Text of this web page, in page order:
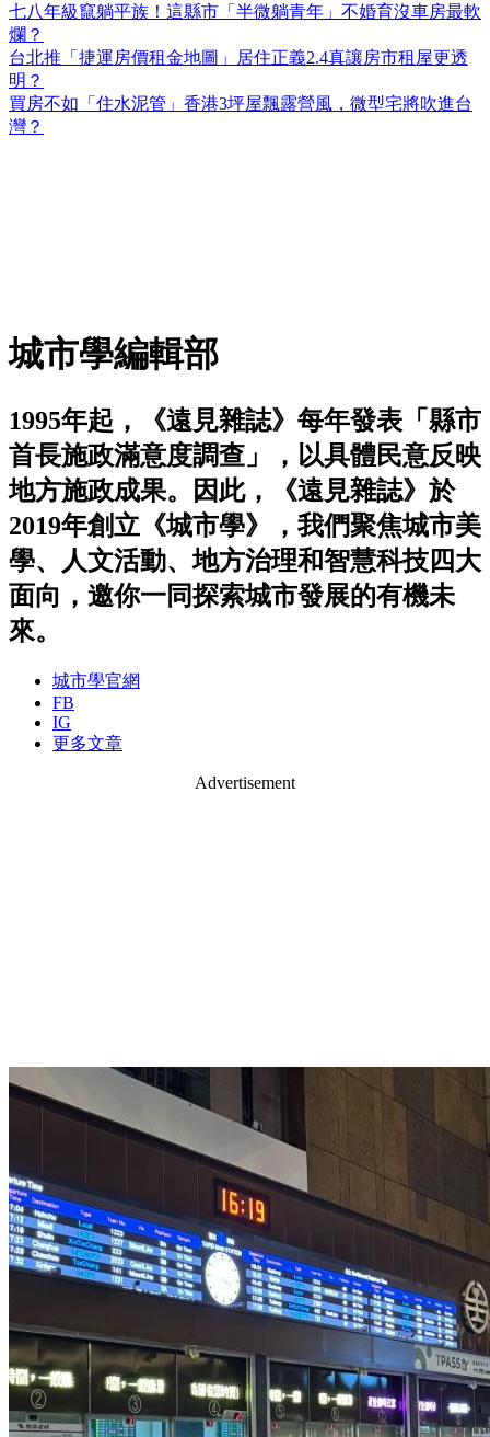
七八年級竄躺平族！這縣市「半微躺青年」不婚育沒車房最軟
爛？
台北推「捷運房價租金地圖」居住正義2.4真讓房市租屋更透
明？
買房不如「住水泥管」香港3坪屋飄露營風，微型宅將吹進台
灣？
城市學編輯部
1995年起，《遠見雜誌》每年發表「縣市
首長施政滿意度調查」，以具體民意反映
地方施政成果。因此，《遠見雜誌》於
2019年創立《城市學》，我們聚焦城市美
學、人文活動、地方治理和智慧科技四大
面向，邀你一同探索城市發展的有機未
來。
城市學官網
FB
IG
更多文章
Advertisement